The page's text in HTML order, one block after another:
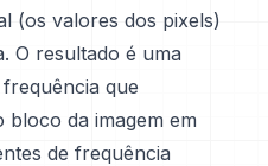
(os valores dos pixels)
O resultado é uma
que
bloco da imagem em
de frequência